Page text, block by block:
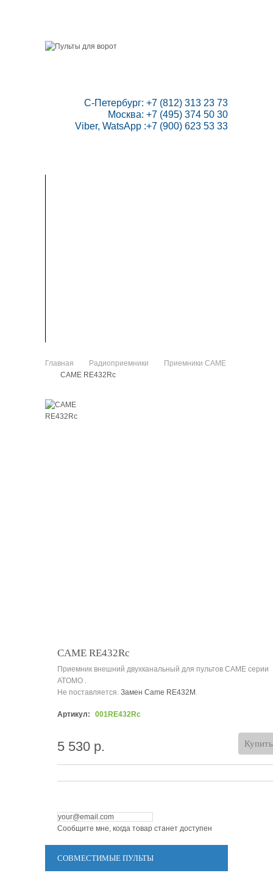
Москва: +7 (495) 374 50 30
Viber, WatsApp :+7 (900) 623 53 33
Главная
>
Радиоприемники
Приемники CAME
CAME RE432Rc
CAME RE432Rc
Приемник внешний двухканальный для пультов CAME серии
ATOMO .
Не поставляется. Замен Came RE432M .
Артикул: 001RE432Rc
5 530 р. Купить
Сообщите мне, когда товар станет доступен
СОВМЕСТИМЫЕ ПУЛЬТЫ